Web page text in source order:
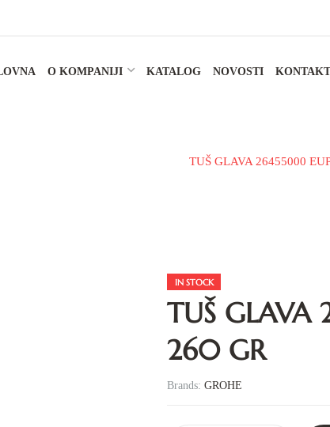
O KOMPANIJI KATALOG NOVOSTI
TUŠ GLAVA 26455000
IN STOCK
TUŠ GLAVA
260 GR
Brands: GROHE